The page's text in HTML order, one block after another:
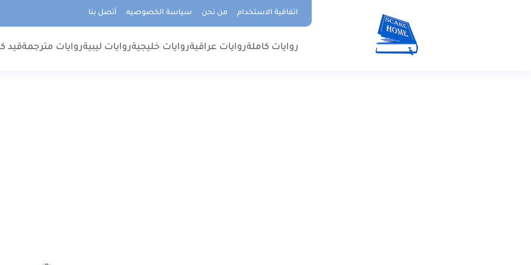
اتفاقية الاستخدام من نحن سياسة الخصوصيه أتصل بنا
روايات كاملةروايات عراقيةروايات خليجيةروايات ليبيةروايات مترجمةقيد